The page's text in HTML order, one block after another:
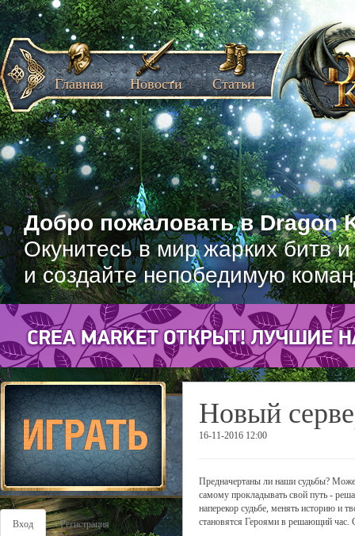
Добро пожаловать в Dragon
Окунитесь в мир жарких битв
и создайте непобедимую
Главная Новости Статьи
Вход Регистрация
Новый
16-11-2016 12:00
Предначертаны ли наши судьбы?
самому прокладывать свой путь -
наперекор судьбе, менять историю и
становятся Героями в решающий час.